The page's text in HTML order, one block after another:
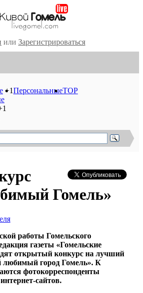
или Зарегистрироваться
+1ПерсональныеTOP
Гомель»
работы Гомельского
газеты «Гомельские
открытый конкурс на лучший
любимый город Гомель». К
фотокорреспонденты
сайтов.